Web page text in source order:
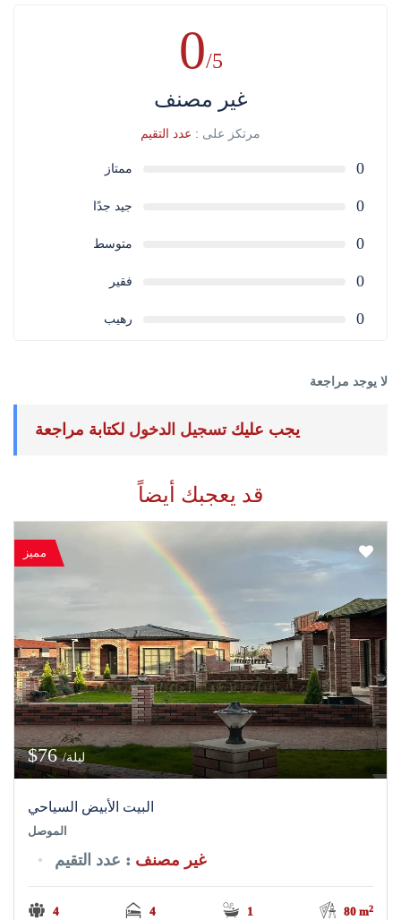
0/5
غير مصنف
مرتكز على : عدد التقيم
ممتاز 0
جيد جدًا 0
متوسط 0
فقير 0
رهيب 0
لا يوجد مراجعة
يجب عليكتسجيل الدخول لكتابة مراجعة
قد يعجبك أيضاً
مميز
$76 /ليلة
البيت الأبيض السياحي
الموصل
غير مصنف : عدد التقيم
4 4 1 80 m2